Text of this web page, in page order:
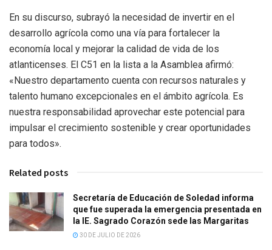
En su discurso, subrayó la necesidad de invertir en el
desarrollo agrícola como una vía para fortalecer la
economía local y mejorar la calidad de vida de los
atlanticenses. El C51 en la lista a la Asamblea afirmó:
«Nuestro departamento cuenta con recursos naturales y
talento humano excepcionales en el ámbito agrícola. Es
nuestra responsabilidad aprovechar este potencial para
impulsar el crecimiento sostenible y crear oportunidades
para todos».
Related posts
Secretaría de Educación de Soledad informa
que fue superada la emergencia presentada en
la IE. Sagrado Corazón sede las Margaritas
30 DE JULIO DE 2026